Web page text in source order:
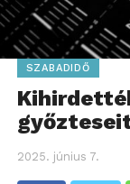
SZABADIDŐ
2025. június 7.